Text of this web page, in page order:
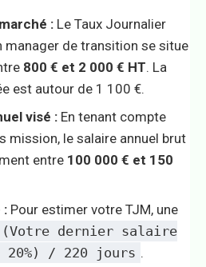
: Le Taux Journalier
manager de transition se situe
800 € et 2 000 € HT. La
est autour de 1 100 €.
visé : En tenant compte
mission, le salaire annuel brut
entre 100 000 € et 150
: Pour estimer votre TJM, une
(Votre dernier salaire
20%) / 220 jours .